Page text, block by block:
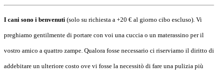
I cani sono i benvenuti (solo su richiesta a +20 € al giorno cibo escluso). Vi
preghiamo gentilmente di portare con voi una cuccia o un materassino per il
vostro amico a quattro zampe. Qualora fosse necessario ci riserviamo il diritto di
addebitare un ulteriore costo ove vi fosse la necessitò di fare una pulizia più